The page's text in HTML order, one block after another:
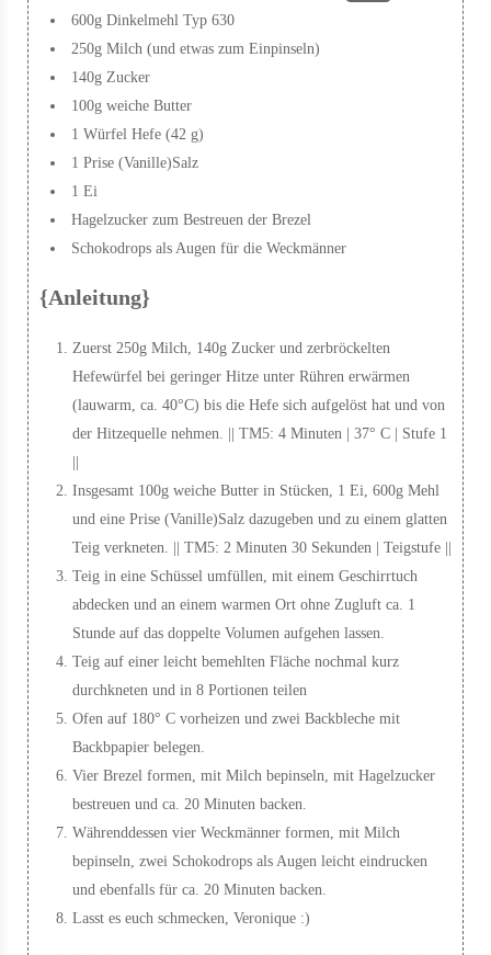
600g Dinkelmehl Typ 630
250g Milch (und etwas zum Einpinseln)
140g Zucker
100g weiche Butter
1 Würfel Hefe (42 g)
1 Prise (Vanille)Salz
1 Ei
Hagelzucker zum Bestreuen der Brezel
Schokodrops als Augen für die Weckmänner
{Anleitung}
Zuerst 250g Milch, 140g Zucker und zerbröckelten
Hefewürfel bei geringer Hitze unter Rühren erwärmen
(lauwarm, ca. 40°C) bis die Hefe sich aufgelöst hat und von
der Hitzequelle nehmen. || TM5: 4 Minuten | 37° C | Stufe 1
Insgesamt 100g weiche Butter in Stücken, 1 Ei, 600g Mehl
und eine Prise (Vanille)Salz dazugeben und zu einem glatten
Teig verkneten. || TM5: 2 Minuten 30 Sekunden | Teigstufe ||
Teig in eine Schüssel umfüllen, mit einem Geschirrtuch
abdecken und an einem warmen Ort ohne Zugluft ca. 1
Stunde auf das doppelte Volumen aufgehen lassen.
Teig auf einer leicht bemehlten Fläche nochmal kurz
durchkneten und in 8 Portionen teilen
Ofen auf 180° C vorheizen und zwei Backbleche mit
Backbpapier belegen.
Vier Brezel formen, mit Milch bepinseln, mit Hagelzucker
bestreuen und ca. 20 Minuten backen.
Währenddessen vier Weckmänner formen, mit Milch
bepinseln, zwei Schokodrops als Augen leicht eindrucken
und ebenfalls für ca. 20 Minuten backen.
Lasst es euch schmecken, Veronique :)